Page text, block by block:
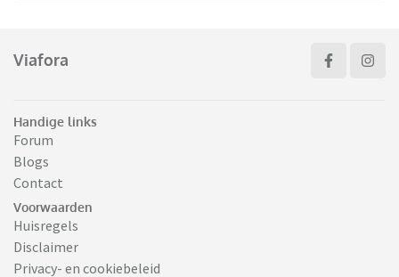
Viafora
Handige links
Forum
Blogs
Contact
Voorwaarden
Huisregels
Disclaimer
Privacy- en cookiebeleid